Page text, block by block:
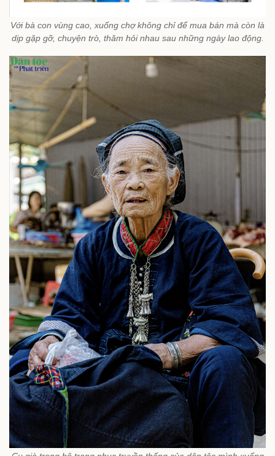
Với bà con vùng cao, xuống chợ không chỉ để mua bán mà còn là
dịp gặp gỡ, chuyện trò, thăm hỏi nhau sau những ngày lao động.